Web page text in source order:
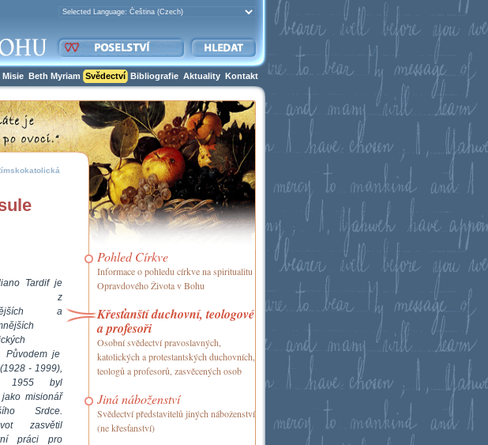
Misie Beth Myriam Svědectví Bibliografie Aktuality Kontakt
Tardif je
z
a
Původem je
- 1999),
1955 byl
misionář
Srdce.
zasvětil
práci pro
Pohled Církve
Informace o pohledu církve na spiritualitu
Opravdového Života v Bohu
Křesťanští duchovní, teologové
a profesoři
Osobní svědectví pravoslavných,
katolických a protestantských duchovních,
teologů a profesorů, zasvěcených osob
Jiná náboženství
Svědectví představitelů jiných náboženství
(ne křesťanství)